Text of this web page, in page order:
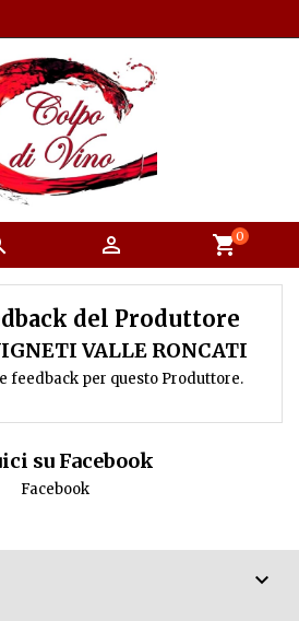
 shopping_cart0
del Produttore
VALLE RONCATI
feedback per questo Produttore.
su Facebook
Facebook
